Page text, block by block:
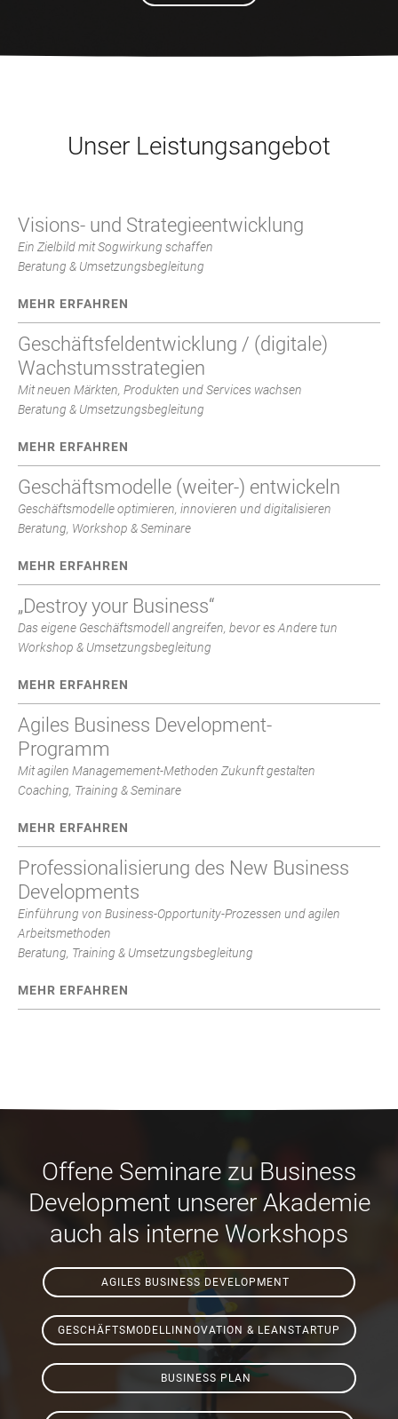
Unser Leistungsangebot
Visions- und Strategieentwicklung
Ein Zielbild mit Sogwirkung schaffen
Beratung & Umsetzungsbegleitung
MEHR ERFAHREN
Geschäftsfeldentwicklung / (digitale)
Wachstumsstrategien
Mit neuen Märkten, Produkten und Services wachsen
Beratung & Umsetzungsbegleitung
MEHR ERFAHREN
Geschäftsmodelle (weiter-) entwickeln
Geschäftsmodelle optimieren, innovieren und digitalisieren
Beratung, Workshop & Seminare
MEHR ERFAHREN
„Destroy your Business“
Das eigene Geschäftsmodell angreifen, bevor es Andere tun
Workshop & Umsetzungsbegleitung
MEHR ERFAHREN
Agiles Business Development-
Programm
Mit agilen Managemement-Methoden Zukunft gestalten
Coaching, Training & Seminare
MEHR ERFAHREN
Professionalisierung des New Business
Developments
Einführung von Business-Opportunity-Prozessen und agilen
Arbeitsmethoden
Beratung, Training & Umsetzungsbegleitung
MEHR ERFAHREN
Offene Seminare zu Business
Development unserer Akademie
auch als interne Workshops
AGILES BUSINESS DEVELOPMENT
GESCHÄFTSMODELLINNOVATION & LEANSTARTUP
BUSINESS PLAN